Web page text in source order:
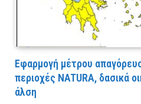
Εφαρμογή μέτρου
περιοχές NATURA, δασικά
άλση